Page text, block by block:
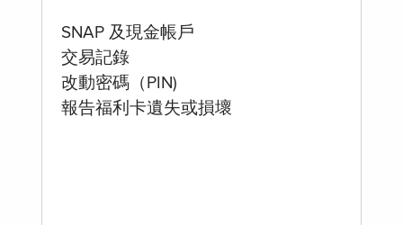
SNAP 及現金帳戶
交易記錄
改動密碼（PIN)
報告福利卡遺失或損壞